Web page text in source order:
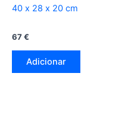
40 x 28 x 20 cm
67€
Adicionar